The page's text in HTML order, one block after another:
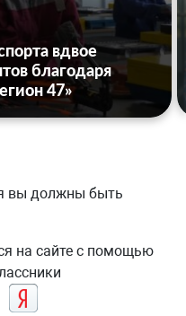
вдвое
благодаря
47»
вы должны быть
на сайте с помощью